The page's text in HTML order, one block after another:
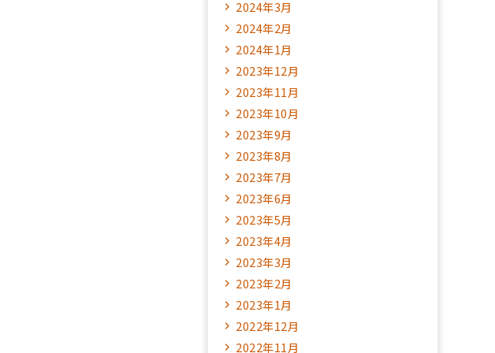
2024年3月
2024年2月
2024年1月
2023年12月
2023年11月
2023年10月
2023年9月
2023年8月
2023年7月
2023年6月
2023年5月
2023年4月
2023年3月
2023年2月
2023年1月
2022年12月
2022年11月